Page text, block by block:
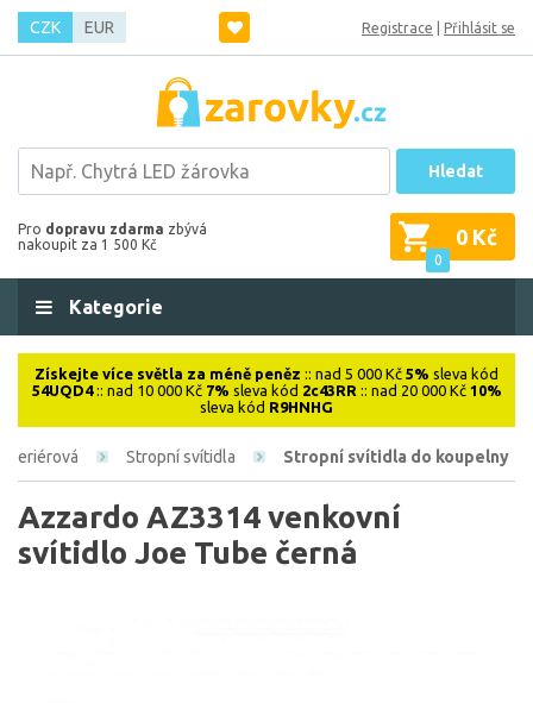
CZK EUR Registrace Přihlásit se
Hledat
Pro dopravu zdarma zbývá
nakoupit za 1 500 Kč
0
0 Kč
Kategorie
Získejte více světla za méně peněz :: nad 5 000 Kč 5% sleva kód
54UQD4:: nad 10 000 Kč 7% sleva kód 2c43RR :: nad 20 000 Kč 10%
sleva kód R9HNHG
Interiérová Stropní svítidla Stropní svítidla do koupelny
Azzardo AZ3314 venkovní
svítidlo Joe Tube černá